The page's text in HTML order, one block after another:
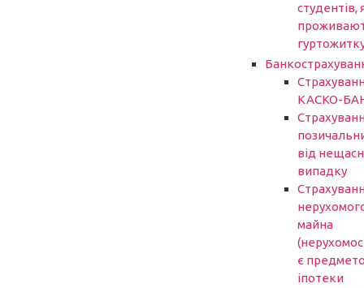
студентів,
КАСКО-
від
випадку
майна
є
іпотеки